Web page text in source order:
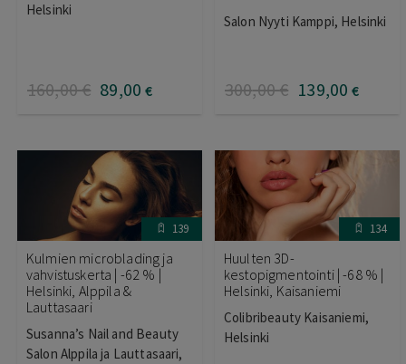
Helsinki
160,00€ 89,00 €
tuotteesta:
Salon Nyyti Kamppi, Helsinki
300,00€ 139,00 €
139
Kulmien microblading ja
vahvistuskerta | -62 % |
Helsinki, Alppila &
Lauttasaari
Susanna’s Nail and Beauty
Salon Alppila ja Lauttasaari,
134
Huulten 3D-
kestopigmentointi | -68 % |
Helsinki, Kaisaniemi
Colibribeauty Kaisaniemi,
Helsinki